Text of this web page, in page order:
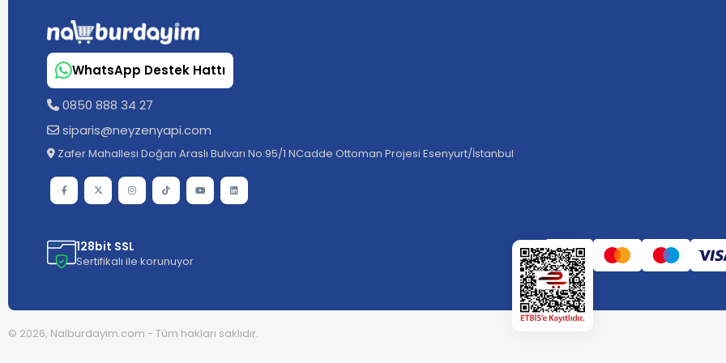
WhatsApp Destek Hattı
0850 888 34 27
siparis@neyzenyapi.com
Zafer Mahallesi Doğan Araslı Bulvarı No:95/1 NCadde Ottoman Projesi Esenyurt/İstanbul
128bit SSL
Sertifikalı ile korunuyor
© 2026, Nalburdayim.com - Tüm hakları saklıdır.